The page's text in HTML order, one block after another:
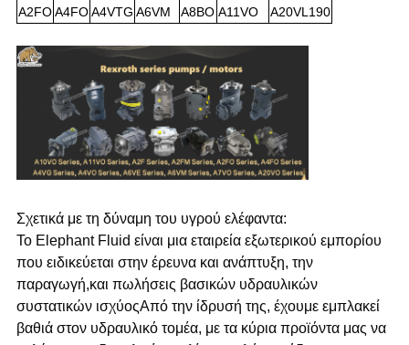
A2FOΑ4FOA4VTG Α6VM Α8ΒΟ Α11VO Α20VL190
Σχετικά με τη δύναμη του υγρού ελέφαντα:
Το Elephant Fluid είναι μια εταιρεία εξωτερικού εμπορίου
που ειδικεύεται στην έρευνα και ανάπτυξη, την
παραγωγή,και πωλήσεις βασικών υδραυλικών
συστατικών ισχύοςΑπό την ίδρυσή της, έχουμε εμπλακεί
βαθιά στον υδραυλικό τομέα, με τα κύρια προϊόντα μας να